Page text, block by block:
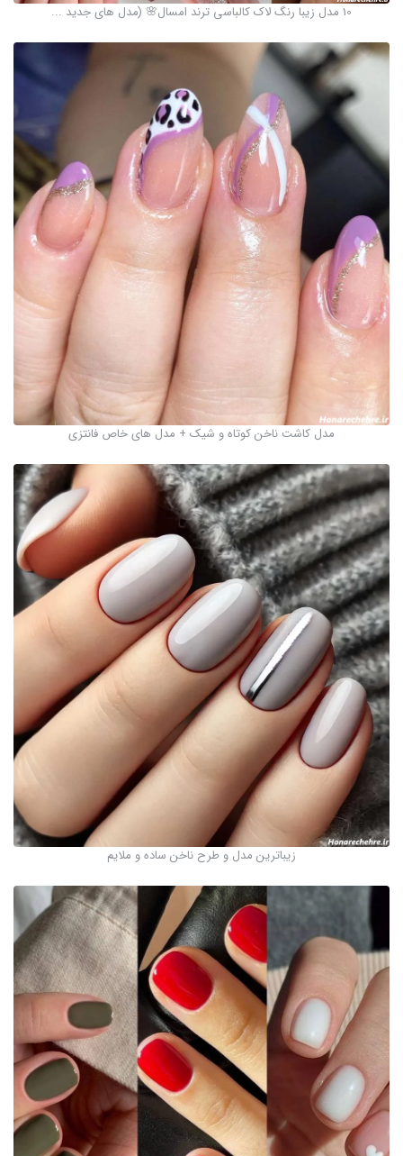
10 مدل زیبا رنگ لاک کالباسی ترند امسال🌸 (مدل های جدید ...
مدل کاشت ناخن کوتاه و شیک + مدل های خاص فانتزی
زیباترین مدل و طرح ناخن ساده و ملایم